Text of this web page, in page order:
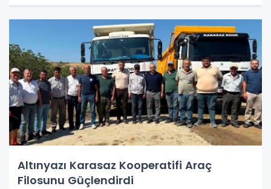
Altınyazı Karasaz Kooperatifi Araç
Filosunu Güçlendirdi